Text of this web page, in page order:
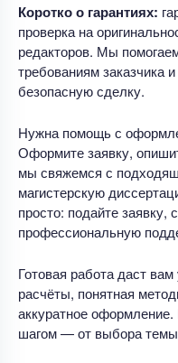
Коротко о гарантиях:
проверка на
редакторов. Мы
требованиям заказчика
безопасную сделку.
Нужна помощь с
Оформите заявку,
мы свяжемся с
магистерскую
просто: подайте заявку,
профессиональную
Готовая работа даст
расчёты, понятная
аккуратное
шагом — от выбора